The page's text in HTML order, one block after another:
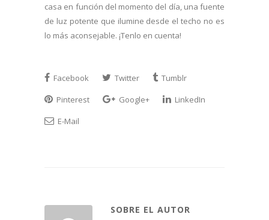
casa en función del momento del día, una fuente
de luz potente que ilumine desde el techo no es
lo más aconsejable. ¡Tenlo en cuenta!
Facebook Twitter
Tumblr
Pinterest
Google+
LinkedIn
E-Mail
SOBRE EL AUTOR